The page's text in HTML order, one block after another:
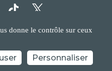
DATA POLICY CONTACT US
donne le contrôle sur ceux
Personnaliser